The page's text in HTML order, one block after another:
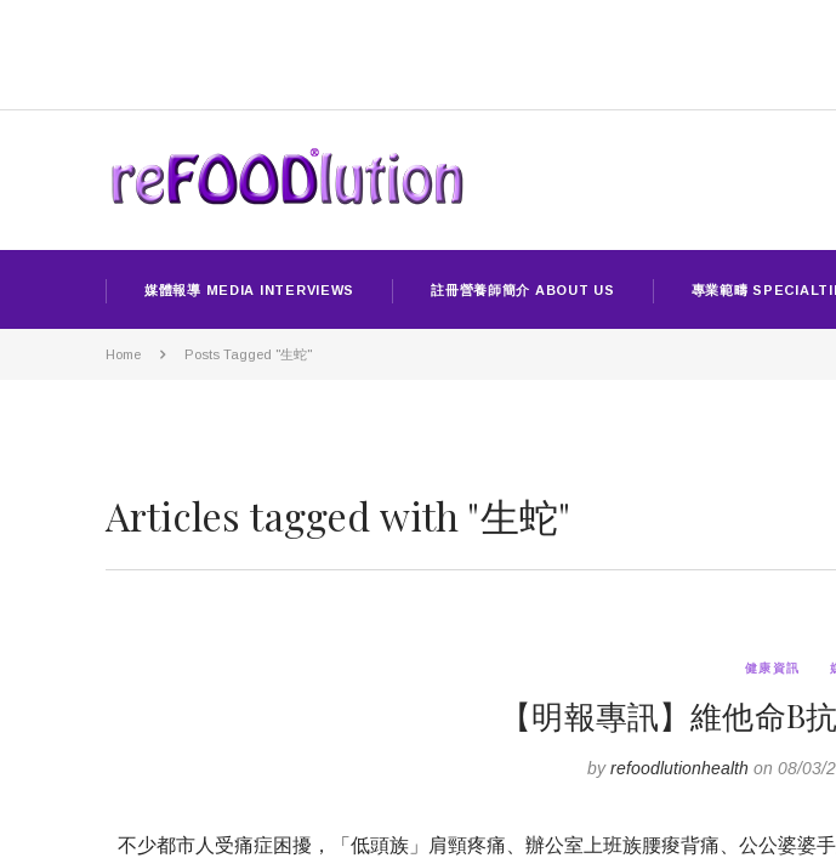
媒體報導 MEDIA INTERVIEWS 註冊營養師簡介 ABOUT US 專業範疇
Home Posts Tagged "生蛇"
Articles tagged with "生蛇"
健康資訊
【明報專訊】維他命B
byrefoodlutionhealth on 08/03/
不少都市人受痛症困擾，「低頭族」肩頸疼痛、辦公室上班族腰痠背痛、公公婆